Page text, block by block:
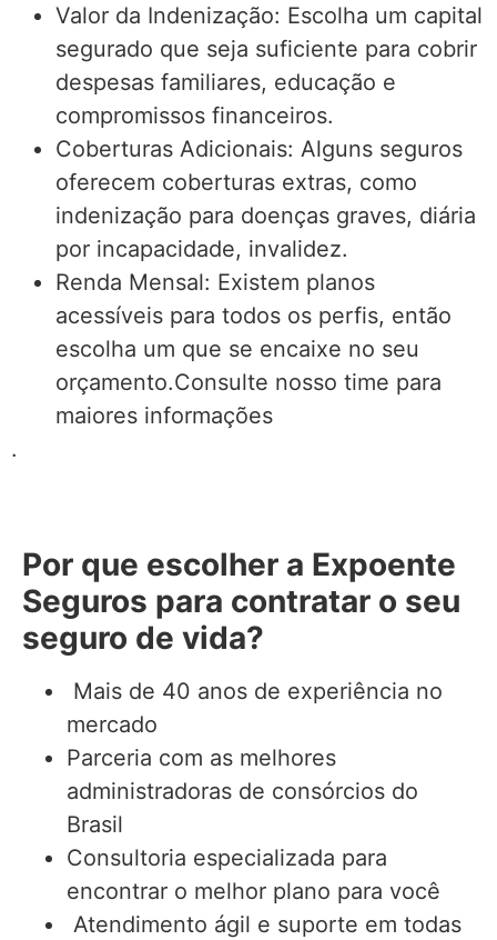
Valor da Indenização: Escolha um capital
segurado que seja suficiente para cobrir
despesas familiares, educação e
compromissos financeiros.
Coberturas Adicionais: Alguns seguros
oferecem coberturas extras, como
indenização para doenças graves, diária
por incapacidade, invalidez.
Renda Mensal: Existem planos
acessíveis para todos os perfis, então
escolha um que se encaixe no seu
orçamento.Consulte nosso time para
maiores informações
.
Por que escolher a Expoente
Seguros para contratar o seu
seguro de vida?
Mais de 40 anos de experiência no
mercado
Parceria com as melhores
administradoras de consórcios do
Brasil
Consultoria especializada para
encontrar o melhor plano para você
Atendimento ágil e suporte em todas